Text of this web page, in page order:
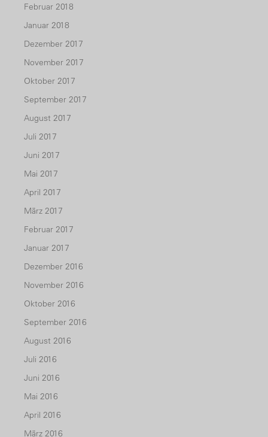
Februar 2018
Januar 2018
Dezember 2017
November 2017
Oktober 2017
September 2017
August 2017
Juli 2017
Juni 2017
Mai 2017
April 2017
März 2017
Februar 2017
Januar 2017
Dezember 2016
November 2016
Oktober 2016
September 2016
August 2016
Juli 2016
Juni 2016
Mai 2016
April 2016
März 2016